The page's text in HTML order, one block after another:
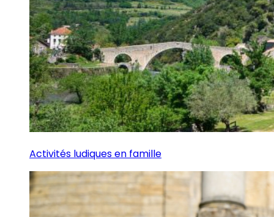
Activités ludiques en famille